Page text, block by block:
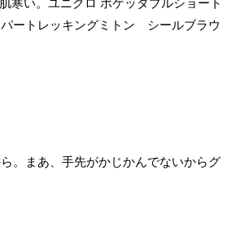
寒い。ユニクロ ポケッタブルショート
ートレッキングミトン シールブラウ
。まあ、手先がかじかんでないからグ